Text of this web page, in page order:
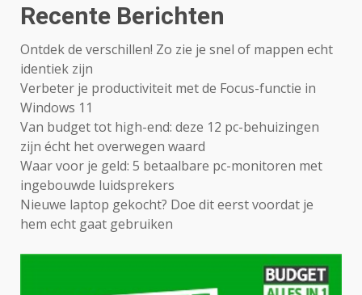
Recente Berichten
Ontdek de verschillen! Zo zie je snel of mappen echt
identiek zijn
Verbeter je productiviteit met de Focus-functie in
Windows 11
Van budget tot high-end: deze 12 pc-behuizingen
zijn écht het overwegen waard
Waar voor je geld: 5 betaalbare pc-monitoren met
ingebouwde luidsprekers
Nieuwe laptop gekocht? Doe dit eerst voordat je
hem echt gaat gebruiken